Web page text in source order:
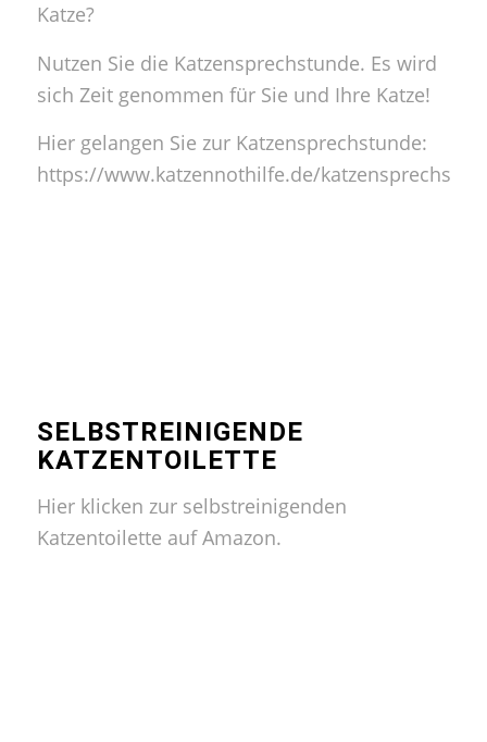
Katze?
Nutzen Sie die Katzensprechstunde. Es wird
sich Zeit genommen für Sie und Ihre Katze!
Hier gelangen Sie zur Katzensprechstunde:
https://www.katzennothilfe.de/
SELBSTREINIGENDE
KATZENTOILETTE
Hier klicken zur selbstreinigenden
Katzentoilette auf Amazon.